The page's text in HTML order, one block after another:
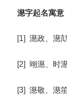
濨字起名寓意
[1] 濨政、濨
[2] 翊濨、时
[3] 濨敬、濨